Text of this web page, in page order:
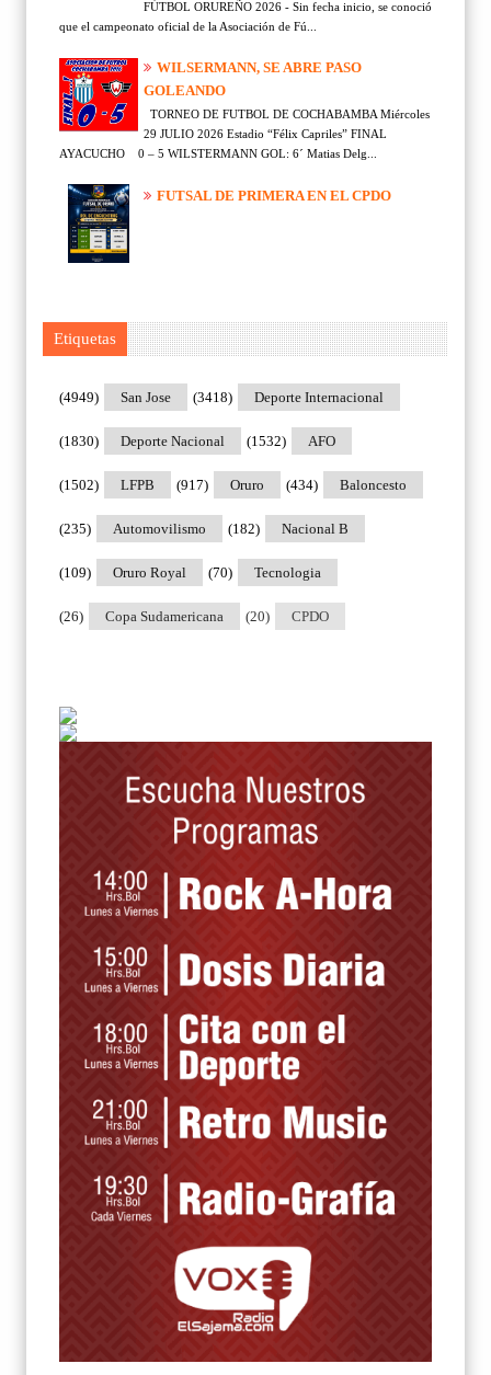
FÚTBOL ORUREÑO 2026 - Sin fecha inicio, se conoció
que el campeonato oficial de la Asociación de Fú...
WILSERMANN, SE ABRE PASO
GOLEANDO
TORNEO DE FUTBOL DE COCHABAMBA Miércoles
29 JULIO 2026 Estadio “Félix Capriles” FINAL
AYACUCHO 0 – 5 WILSTERMANN GOL: 6´ Matias Delg...
FUTSAL DE PRIMERA EN EL CPDO
Etiquetas
San Jose
(4949) Deporte Internacional
(3418)
Deporte Nacional
(1830) AFO
(1532)
LFPB
(1502) Oruro
(917) Baloncesto
(434)
Automovilismo
(235) Nacional B
(182)
Oruro Royal
(109) Tecnologia
(70)
Copa Sudamericana
(26) CPDO
(20)